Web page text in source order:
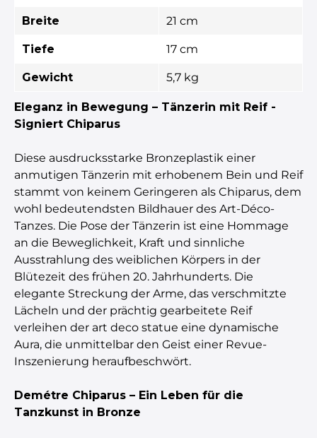
Breite 21 cm
Tiefe 17 cm
Gewicht 5,7 kg
Eleganz in Bewegung – Tänzerin mit Reif -
Signiert Chiparus
Diese ausdrucksstarke Bronzeplastik einer
anmutigen Tänzerin mit erhobenem Bein und Reif
stammt von keinem Geringeren als Chiparus, dem
wohl bedeutendsten Bildhauer des Art-Déco-
Tanzes. Die Pose der Tänzerin ist eine Hommage
an die Beweglichkeit, Kraft und sinnliche
Ausstrahlung des weiblichen Körpers in der
Blütezeit des frühen 20. Jahrhunderts. Die
elegante Streckung der Arme, das verschmitzte
Lächeln und der prächtig gearbeitete Reif
verleihen der art deco statue eine dynamische
Aura, die unmittelbar den Geist einer Revue-
Inszenierung heraufbeschwört.
Demétre Chiparus – Ein Leben für die
Tanzkunst in Bronze